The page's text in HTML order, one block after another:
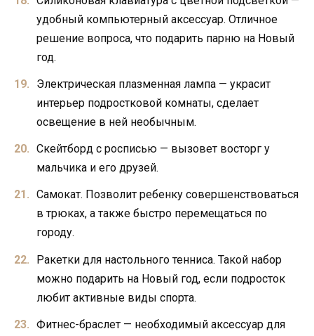
удобный компьютерный аксессуар. Отличное
решение вопроса, что подарить парню на Новый
год.
Электрическая плазменная лампа — украсит
интерьер подростковой комнаты, сделает
освещение в ней необычным.
Скейтборд с росписью — вызовет восторг у
мальчика и его друзей.
Самокат. Позволит ребенку совершенствоваться
в трюках, а также быстро перемещаться по
городу.
Ракетки для настольного тенниса. Такой набор
можно подарить на Новый год, если подросток
любит активные виды спорта.
Фитнес-браслет — необходимый аксессуар для